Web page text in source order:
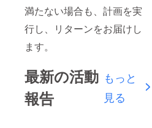
満たない場合も、計画を実
行し、リターンをお届けし
ます。
最新の活動
報告
もっと
見る